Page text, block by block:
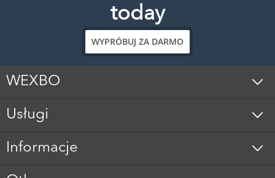
today
WYPRÓBUJ ZA DARMO
WEXBO
Usługi
Informacje